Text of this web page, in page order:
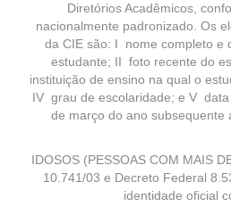
Diretórios Acadêmicos,
nacionalmente padronizado. Os
da CIE são: I nome completo e
estudante; II foto recente do
instituição de ensino na qual o
IV grau de escolaridade; e V data
de março do ano subsequente
IDOSOS (PESSOAS COM MAIS
10.741/03 e Decreto Federal
identidade oficial